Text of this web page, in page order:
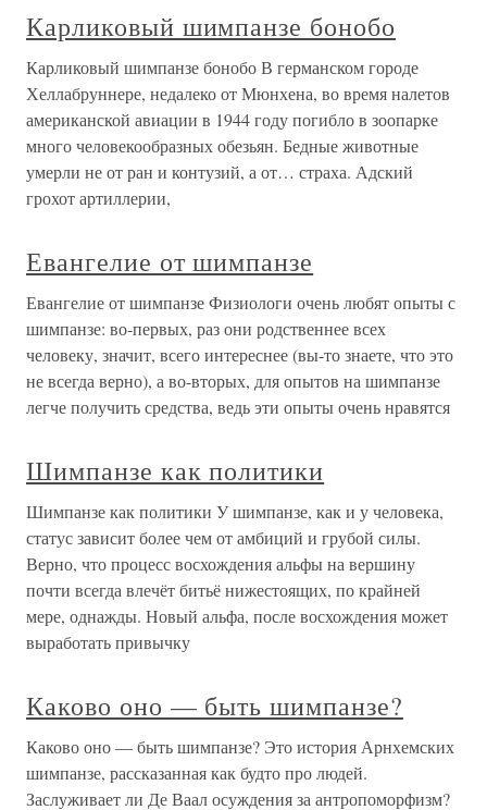
Карликовый шимпанзе бонобо
Карликовый шимпанзе бонобо В германском городе
Хеллабруннере, недалеко от Мюнхена, во время налетов
американской авиации в 1944 году погибло в зоопарке
много человекообразных обезьян. Бедные животные
умерли не от ран и контузий, а от… страха. Адский
грохот артиллерии,
Евангелие от шимпанзе
Евангелие от шимпанзе Физиологи очень любят опыты с
шимпанзе: во-первых, раз они родственнее всех
человеку, значит, всего интереснее (вы-то знаете, что это
не всегда верно), а во-вторых, для опытов на шимпанзе
легче получить средства, ведь эти опыты очень нравятся
Шимпанзе как политики
Шимпанзе как политики У шимпанзе, как и у человека,
статус зависит более чем от амбиций и грубой силы.
Верно, что процесс восхождения альфы на вершину
почти всегда влечёт битьё нижестоящих, по крайней
мере, однажды. Новый альфа, после восхождения может
выработать привычку
Каково оно — быть шимпанзе?
Каково оно — быть шимпанзе? Это история Арнхемских
шимпанзе, рассказанная как будто про людей.
Заслуживает ли Де Ваал осуждения за антропоморфизм?